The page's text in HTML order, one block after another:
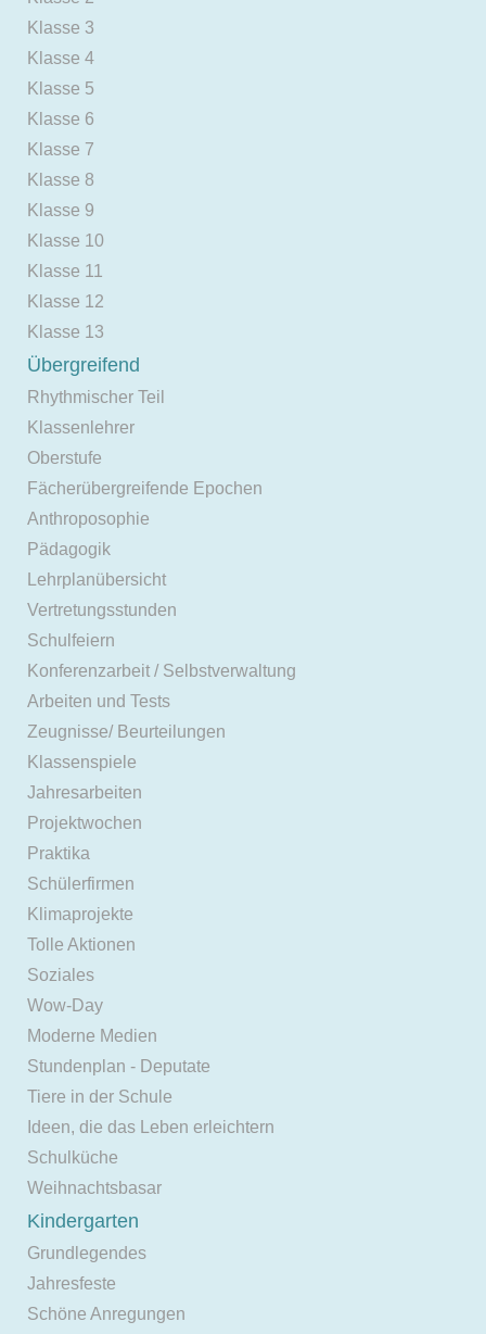
Klasse 3
Klasse 4
Klasse 5
Klasse 6
Klasse 7
Klasse 8
Klasse 9
Klasse 10
Klasse 11
Klasse 12
Klasse 13
Übergreifend
Rhythmischer Teil
Klassenlehrer
Oberstufe
Fächerübergreifende Epochen
Anthroposophie
Pädagogik
Lehrplanübersicht
Vertretungsstunden
Schulfeiern
Konferenzarbeit / Selbstverwaltung
Arbeiten und Tests
Zeugnisse/ Beurteilungen
Klassenspiele
Jahresarbeiten
Projektwochen
Praktika
Schülerfirmen
Klimaprojekte
Tolle Aktionen
Soziales
Wow-Day
Moderne Medien
Stundenplan - Deputate
Tiere in der Schule
Ideen, die das Leben erleichtern
Schulküche
Weihnachtsbasar
Kindergarten
Grundlegendes
Jahresfeste
Schöne Anregungen